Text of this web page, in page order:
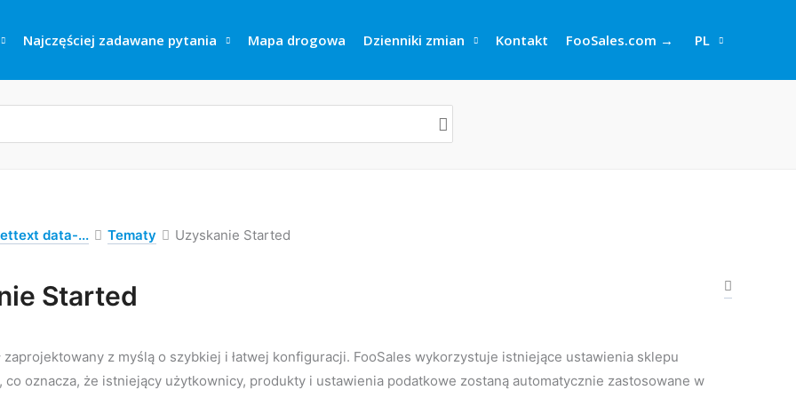
Najczęściej zadawane pytania Mapa drogowa Dzienniki zmian Kontakt FooSales.com → PL
data-... Tematy Uzyskanie Started
Started
zaprojektowany z myślą o szybkiej i łatwej konfiguracji. FooSales wykorzystuje istniejące ustawienia sklepu
co oznacza, że istniejący użytkownicy, produkty i ustawienia podatkowe zostaną automatycznie zastosowane w